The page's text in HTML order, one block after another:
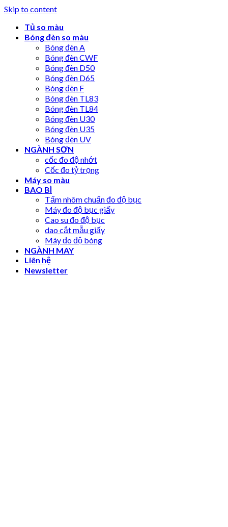
Skip to content
Tủ so màu
Bóng đèn so màu
Bóng đèn A
Bóng đèn CWF
Bóng đèn D50
Bóng đèn D65
Bóng đèn F
Bóng đèn TL83
Bóng đèn TL84
Bóng đèn U30
Bóng đèn U35
Bóng đèn UV
NGÀNH SƠN
cốc đo độ nhớt
Cốc đo tỷ trọng
Máy so màu
BAO BÌ
Tấm nhôm chuẩn đo độ bục
Máy đo độ bục giấy
Cao su đo độ bục
dao cắt mẫu giấy
Máy đo độ bóng
NGÀNH MAY
Liên hệ
Newsletter